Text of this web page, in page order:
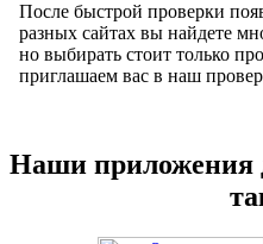
После быстрой проверки
разных сайтах вы найдете
но выбирать стоит только
приглашаем вас в наш
Наши приложения